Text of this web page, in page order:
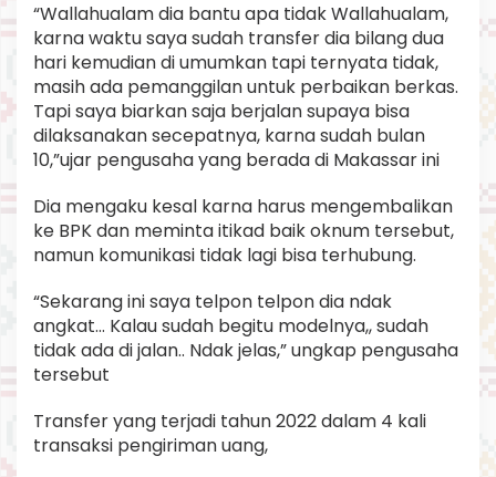
“Wallahualam dia bantu apa tidak Wallahualam,
karna waktu saya sudah transfer dia bilang dua
hari kemudian di umumkan tapi ternyata tidak,
masih ada pemanggilan untuk perbaikan berkas.
Tapi saya biarkan saja berjalan supaya bisa
dilaksanakan secepatnya, karna sudah bulan
10,”ujar pengusaha yang berada di Makassar ini
Dia mengaku kesal karna harus mengembalikan
ke BPK dan meminta itikad baik oknum tersebut,
namun komunikasi tidak lagi bisa terhubung.
“Sekarang ini saya telpon telpon dia ndak
angkat… Kalau sudah begitu modelnya,, sudah
tidak ada di jalan.. Ndak jelas,” ungkap pengusaha
tersebut
Transfer yang terjadi tahun 2022 dalam 4 kali
transaksi pengiriman uang,